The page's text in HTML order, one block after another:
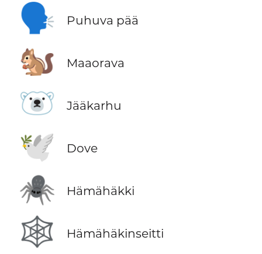
🗣️ Puhuva pää
🐿️ Maaorava
🐻‍❄️ Jääkarhu
🕊️ Dove
🕷️ Hämähäkki
🕸️ Hämähäkinseitti